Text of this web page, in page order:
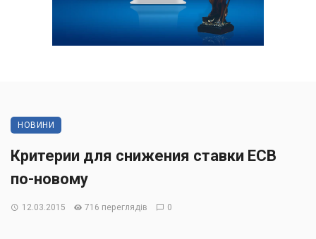
НОВИНИ
Критерии для снижения ставки ЕСВ
по-новому
12.03.2015 716 переглядів 0